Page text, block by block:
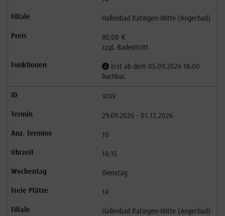
Hallenbad Ratingen-Mitte (Angerbad)
80,00 €
zzgl. Badeintritt
Erst ab dem 05.09.2026 18:00
buchbar.
9749
29.09.2026 - 01.12.2026
10
18:15
Dienstag
14
Hallenbad Ratingen-Mitte (Angerbad)